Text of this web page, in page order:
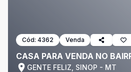
Cód: 4362 Venda
CASA PARA VENDA NO
GENTE FELIZ, SINOP - MT